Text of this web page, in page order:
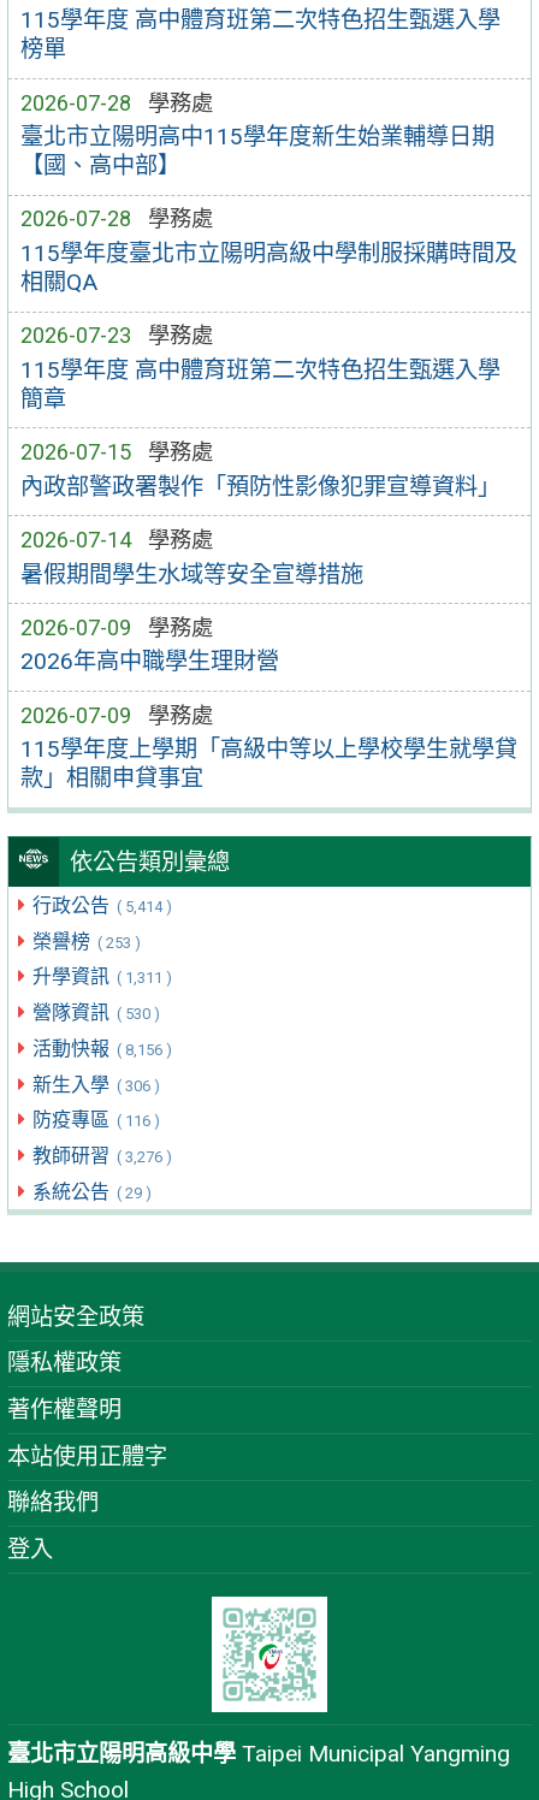
115學年度 高中體育班第二次特色招生甄選入學
榜單
2026-07-28 學務處
臺北市立陽明高中115學年度新生始業輔導日期
【國、高中部】
2026-07-28 學務處
115學年度臺北市立陽明高級中學制服採購時間及
相關QA
2026-07-23 學務處
115學年度 高中體育班第二次特色招生甄選入學
簡章
2026-07-15 學務處
內政部警政署製作「預防性影像犯罪宣導資料」
2026-07-14 學務處
暑假期間學生水域等安全宣導措施
2026-07-09 學務處
2026年高中職學生理財營
2026-07-09 學務處
115學年度上學期「高級中等以上學校學生就學貸
款」相關申貸事宜
依公告類別彙總
行政公告 ( 5,414 )
榮譽榜 ( 253 )
升學資訊 ( 1,311 )
營隊資訊 ( 530 )
活動快報 ( 8,156 )
新生入學 ( 306 )
防疫專區 ( 116 )
教師研習 ( 3,276 )
系統公告 ( 29 )
網站安全政策
隱私權政策
著作權聲明
本站使用正體字
聯絡我們
登入
臺北市立陽明高級中學 Taipei Municipal Yangming
High School